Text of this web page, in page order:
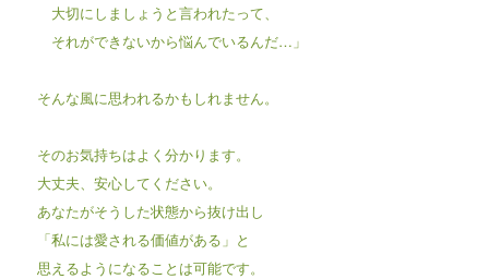
大切にしましょうと言われたって、
それができないから悩んでいるんだ…」
そんな風に思われるかもしれません。
そのお気持ちはよく分かります。
大丈夫、安心してください。
あなたがそうした状態から抜け出し
「私には愛される価値がある」と
思えるようになることは可能です。